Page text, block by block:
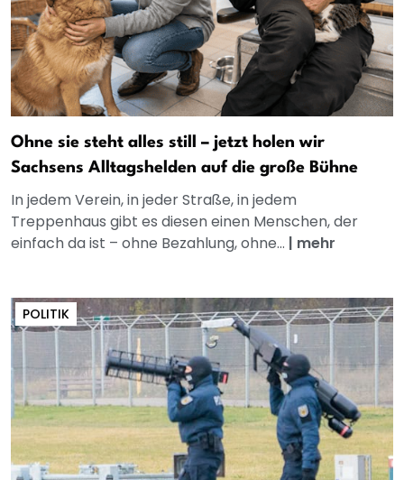
Ohne sie steht alles still – jetzt holen wir
Sachsens Alltagshelden auf die große Bühne
In jedem Verein, in jeder Straße, in jedem
Treppenhaus gibt es diesen einen Menschen, der
einfach da ist – ohne Bezahlung, ohne... | mehr
POLITIK